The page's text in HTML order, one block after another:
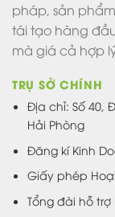
pháp, sản
tái tạo hàng
mà giá cả hợp
TRỤ SỞ CHÍNH
Địa chỉ: Số 40,
Hải Phòng
Đăng kí Kinh
Giấy phép
Tổng đài hỗ trợ